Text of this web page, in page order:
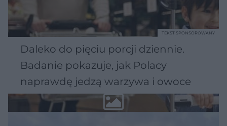
Daleko do pięciu porcji dziennie.
Badanie pokazuje, jak Polacy
naprawdę jedzą warzywa i owoce
TEKST SPONSOROWANY